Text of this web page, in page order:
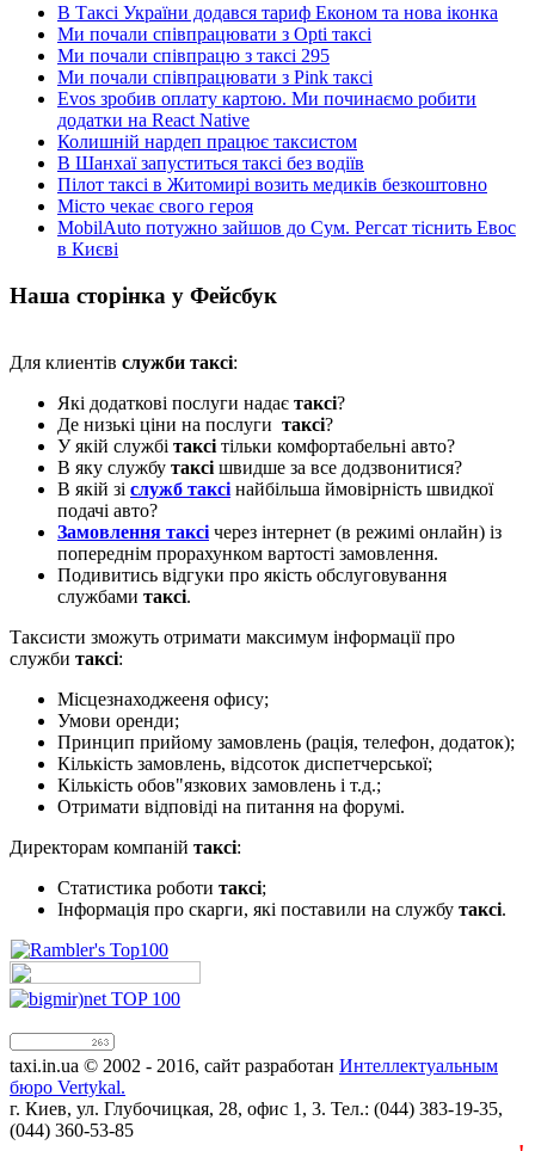
В Таксі України додався тариф Економ та нова іконка
Ми почали співпрацювати з Opti таксі
Ми почали співпрацю з таксі 295
Ми почали співпрацювати з Pink таксі
Evos зробив оплату картою. Ми починаємо робити
додатки на React Native
Колишній нардеп працює таксистом
В Шанхаї запуститься таксі без водіїв
Пілот таксі в Житомирі возить медиків безкоштовно
Місто чекає свого героя
MobilAuto потужно зайшов до Сум. Регсат тіснить Евос
в Києві
Наша сторінка у Фейсбук
Для клиентів служби таксі:
Які додаткові послуги надає таксі?
Де низькі ціни на послуги таксі?
У якій службі таксітільки комфортабельні авто?
В яку службу таксішвидше за все додзвонитися?
В якій зі служб таксі найбільша ймовірність швидкої
подачі авто?
Замовлення таксічерез інтернет (в режимі онлайн) із
попереднім прорахунком вартості замовлення.
Подивитись відгуки про якість обслуговування
службами таксі.
Таксисти зможуть отримати максимум інформації про
служби таксі:
Місцезнаходжееня офису;
Умови оренди;
Принцип прийому замовлень (рація, телефон, додаток);
Кількість замовлень, відсоток диспетчерської;
Кількість обов"язкових замовлень і т.д.;
Отримати відповіді на питання на форумі.
Директорам компаній таксі:
Статистика роботи таксі;
Інформація про скарги, які поставили на службу таксі.
taxi.in.ua © 2002 - 2016, сайт разработан Интеллектуальным
бюро Vertykal.
г. Киев, ул. Глубочицкая, 28, офис 1, 3. Тел.: (044) 383-19-35,
(044) 360-53-85